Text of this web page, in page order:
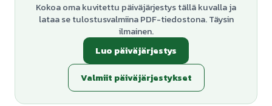
Kokoa oma kuvitettu päiväjärjestys tällä kuvalla ja
lataa se tulostusvalmiina PDF-tiedostona. Täysin
ilmainen.
Luo päiväjärjestys
Valmiit päiväjärjestykset